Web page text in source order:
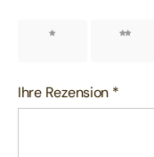
1 von 2 von
Ihre Rezension *